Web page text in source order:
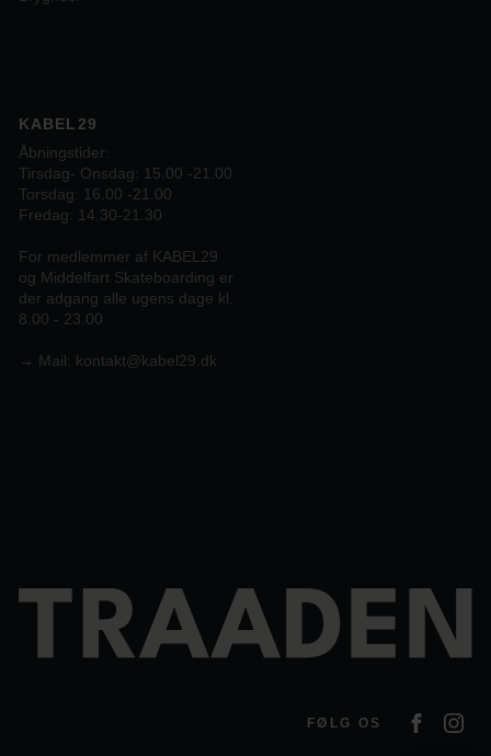
KABEL29
Åbningstider:
Tirsdag- Onsdag: 15.00 -21.00
Torsdag: 16.00 -21.00
Fredag: 14.30-21.30
For medlemmer af KABEL29
og Middelfart Skateboarding er
der adgang alle ugens dage kl.
8.00 - 23.00
→ Mail: kontakt@kabel29.dk
FØLG OS